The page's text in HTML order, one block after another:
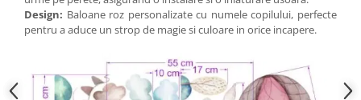
Design: Baloane roz personalizate cu numele copilului, perfecte
pentru a aduce un strop de magie si culoare in orice incapere.